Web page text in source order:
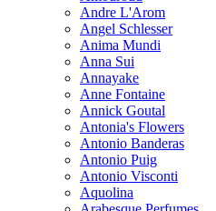
Andre L'Arom
Angel Schlesser
Anima Mundi
Anna Sui
Annayake
Anne Fontaine
Annick Goutal
Antonia's Flowers
Antonio Banderas
Antonio Puig
Antonio Visconti
Aquolina